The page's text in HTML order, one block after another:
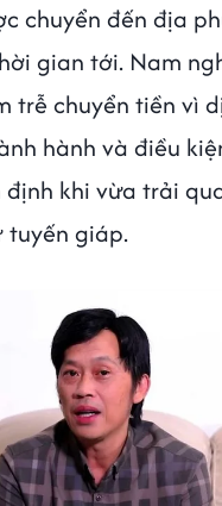
chuyển đến địa
gian tới. Nam
trễ chuyển tiền vì
hành và điều
định khi vừa trải
giáp.